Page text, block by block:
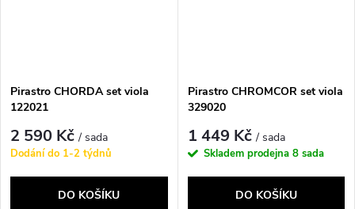
Pirastro CHORDA set viola
122021
2 590 Kč/ sada
Dodání do 1-2 týdnů
DO KOŠÍKU
Pirastro CHROMCOR set viola
329020
1 449 Kč/ sada
Skladem prodejna 8 sada
DO KOŠÍKU